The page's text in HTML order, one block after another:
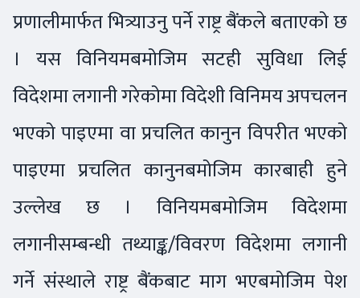
प्रणालीमार्फत भित्र्याउनु पर्ने राष्ट्र बैंकले बताएको छ
। यस विनियमबमोजिम सटही सुविधा लिई
विदेशमा लगानी गरेकोमा विदेशी विनिमय अपचलन
भएको पाइएमा वा प्रचलित कानुन विपरीत भएको
पाइएमा प्रचलित कानुनबमोजिम कारबाही हुने
उल्लेख छ । विनियमबमोजिम विदेशमा
लगानीसम्बन्धी तथ्याङ्क/विवरण विदेशमा लगानी
गर्ने संस्थाले राष्ट्र बैंकबाट माग भएबमोजिम पेश